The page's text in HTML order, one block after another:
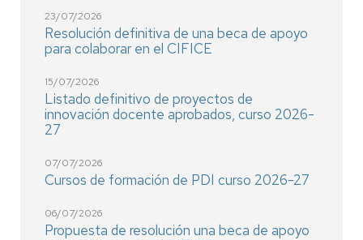
23/07/2026
Resolución definitiva de una beca de apoyo
para colaborar en el CIFICE
15/07/2026
Listado definitivo de proyectos de
innovación docente aprobados, curso 2026-
27
07/07/2026
Cursos de formación de PDI curso 2026-27
06/07/2026
Propuesta de resolución una beca de apoyo